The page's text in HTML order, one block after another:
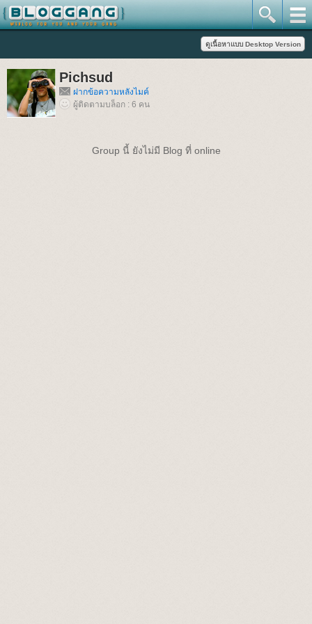
Pichsud
ฝากข้อความหลังไมค์
ผู้ติดตามบล็อก : 6 คน
Group นี้ ยังไม่มี Blog ที่ online